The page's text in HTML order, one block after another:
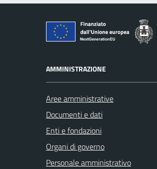
AMMINISTRAZIONE
Aree amministrative
Documenti e dati
Enti e fondazioni
Organi di governo
Personale amministrativo